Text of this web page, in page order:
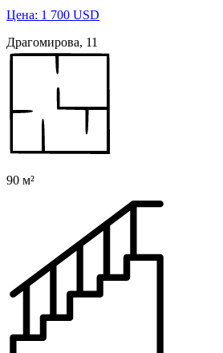
Цена: 1 700 USD
Драгомирова, 11
90 м²